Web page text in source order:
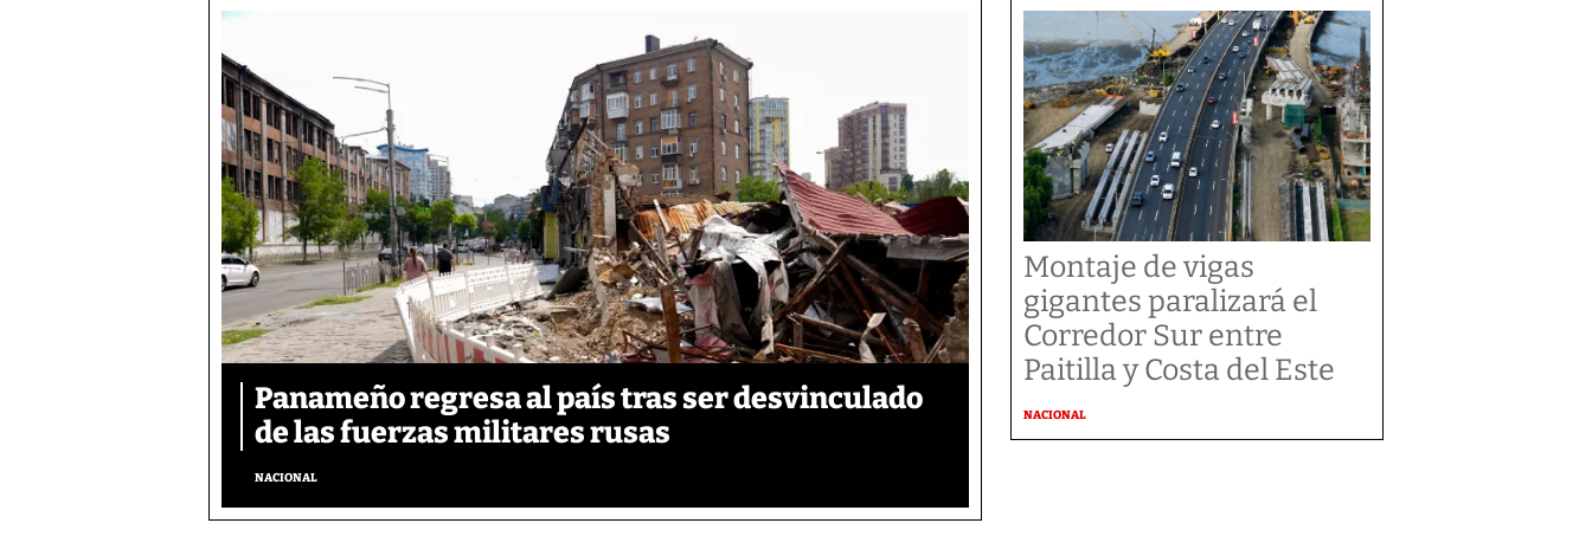
Panameño regresa al país tras ser desvinculado
de las fuerzas militares rusas
NACIONAL
Montaje de vigas
gigantes paralizará el
Corredor Sur entre
Paitilla y Costa del Este
NACIONAL